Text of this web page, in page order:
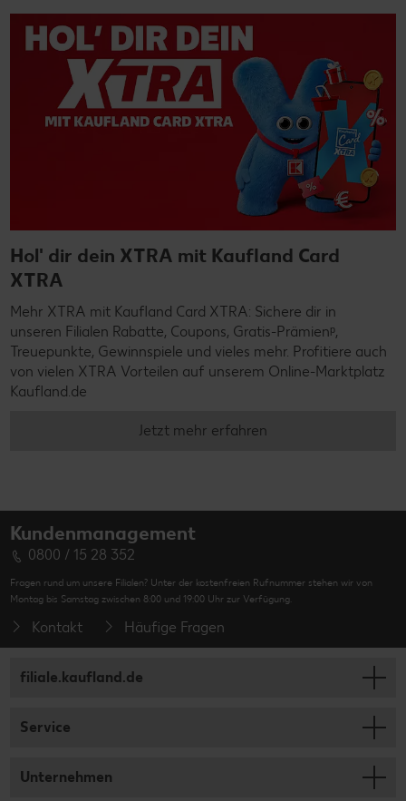
Hol' dir dein XTRA mit Kaufland Card
XTRA
Mehr XTRA mit Kaufland Card XTRA: Sichere dir in
unseren Filialen Rabatte, Coupons, Gratis-Prämienᵖ,
Treuepunkte, Gewinnspiele und vieles mehr. Profitiere auch
von vielen XTRA Vorteilen auf unserem Online-Marktplatz
Kaufland.de
Jetzt mehr erfahren
Kundenmanagement
0800 / 15 28 352
Fragen rund um unsere Filialen? Unter der kostenfreien Rufnummer stehen wir von
Montag bis Samstag zwischen 8:00 und 19:00 Uhr zur Verfügung.
Kontakt Häufige Fragen
filiale.kaufland.de
Service
Unternehmen